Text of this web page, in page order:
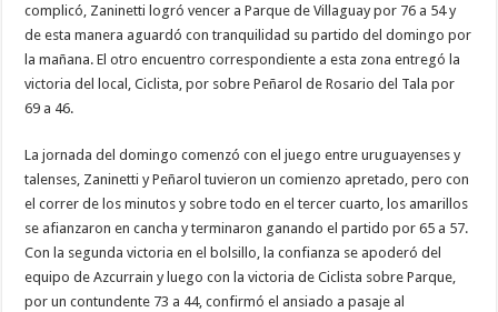
complicó, Zaninetti logró vencer a Parque de Villaguay por 76 a 54 y
de esta manera aguardó con tranquilidad su partido del domingo por
la mañana. El otro encuentro correspondiente a esta zona entregó la
victoria del local, Ciclista, por sobre Peñarol de Rosario del Tala por
69 a 46.
La jornada del domingo comenzó con el juego entre uruguayenses y
talenses, Zaninetti y Peñarol tuvieron un comienzo apretado, pero con
el correr de los minutos y sobre todo en el tercer cuarto, los amarillos
se afianzaron en cancha y terminaron ganando el partido por 65 a 57.
Con la segunda victoria en el bolsillo, la confianza se apoderó del
equipo de Azcurrain y luego con la victoria de Ciclista sobre Parque,
por un contundente 73 a 44, confirmó el ansiado a pasaje al